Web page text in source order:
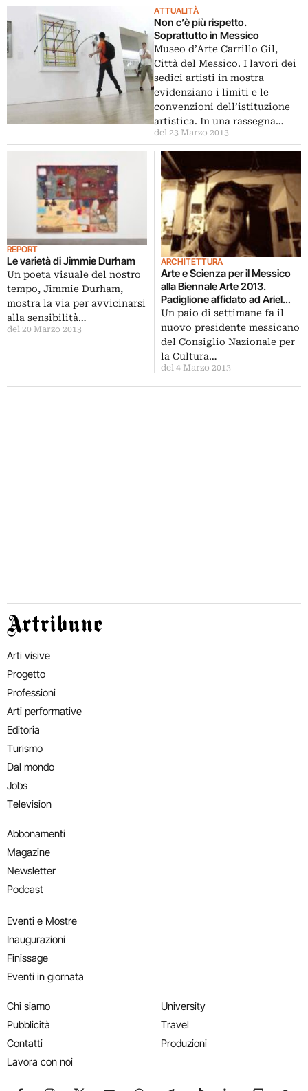
ATTUALITÀ
Non c’è più rispetto.
Soprattutto in Messico
Museo d’Arte Carrillo Gil,
Città del Messico. I lavori dei
sedici artisti in mostra
evidenziano i limiti e le
convenzioni dell’istituzione
artistica. In una rassegna…
del 23 Marzo 2013
REPORT
Le varietà di Jimmie Durham
Un poeta visuale del nostro
tempo, Jimmie Durham,
mostra la via per avvicinarsi
alla sensibilità…
del 20 Marzo 2013
ARCHITETTURA
Arte e Scienza per il Messico
alla Biennale Arte 2013.
Padiglione affidato ad Ariel
Guzik, artista che indaga il
linguaggio della natura con il
suono e le onde
elettromagnetiche
Un paio di settimane fa il
nuovo presidente messicano
del Consiglio Nazionale per
la Cultura…
del 4 Marzo 2013
Artribune
Arti visive
Progetto
Professioni
Arti performative
Editoria
Turismo
Dal mondo
Jobs
Television
Abbonamenti
Magazine
Newsletter
Podcast
Eventi e Mostre
Inaugurazioni
Finissage
Eventi in giornata
Chi siamo
Pubblicità
Contatti
Lavora con noi
University
Travel
Produzioni